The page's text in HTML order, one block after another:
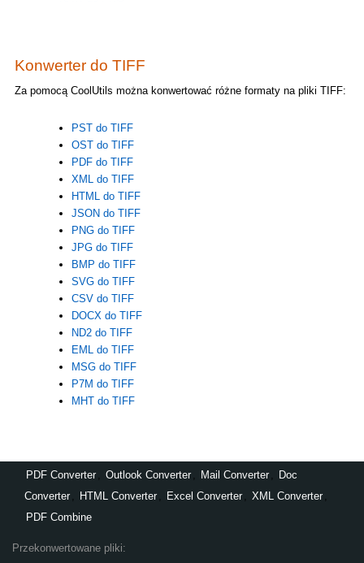
Konwerter do TIFF
Za pomocą CoolUtils można konwertować różne formaty na pliki TIFF:
PST do TIFF
OST do TIFF
PDF do TIFF
XML do TIFF
HTML do TIFF
JSON do TIFF
PNG do TIFF
JPG do TIFF
BMP do TIFF
SVG do TIFF
CSV do TIFF
DOCX do TIFF
ND2 do TIFF
EML do TIFF
MSG do TIFF
P7M do TIFF
MHT do TIFF
PDF Converter Outlook Converter Mail Converter
Doc
Converter
HTML Converter Excel Converter XML Converter
PDF Combine
Przekonwertowane pliki: